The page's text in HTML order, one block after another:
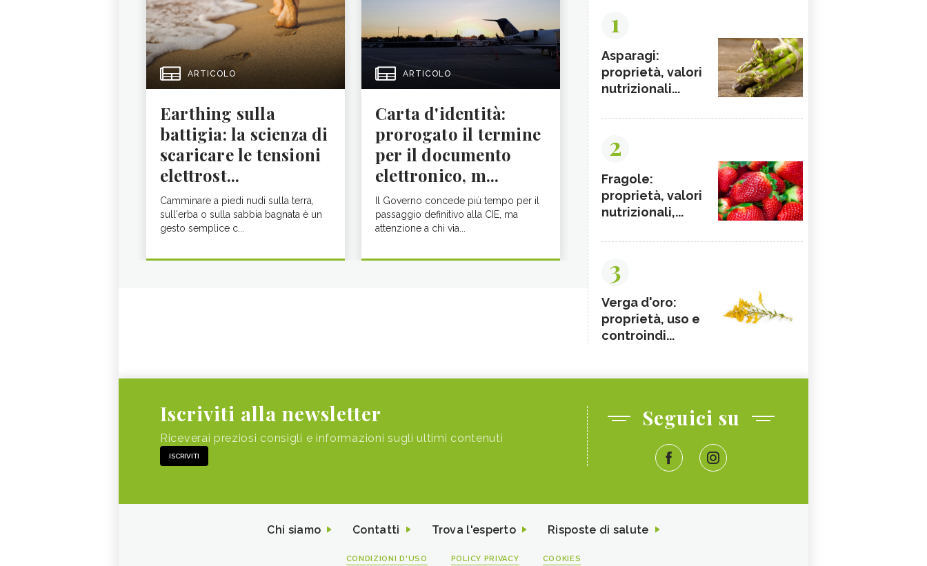
ARTICOLO
Earthing sulla
battigia: la scienza di
scaricare le tensioni
elettrost...
Camminare a piedi nudi sulla terra,
sull'erba o sulla sabbia bagnata è un
gesto semplice c...
ARTICOLO
Carta d'identità:
prorogato il termine
per il documento
elettronico, m...
Il Governo concede più tempo per il
passaggio definitivo alla CIE, ma
attenzione a chi via...
1
Asparagi:
proprietà, valori
nutrizionali...
2
Fragole:
proprietà, valori
nutrizionali,...
3
Verga d'oro:
proprietà, uso e
controindi...
Iscriviti alla newsletter
Riceverai preziosi consigli e informazioni sugli ultimi contenuti
ISCRIVITI
Seguici su
Chi siamo Contatti Trova l'esperto Risposte di salute
CONDIZIONI D'USO POLICY PRIVACY COOKIES